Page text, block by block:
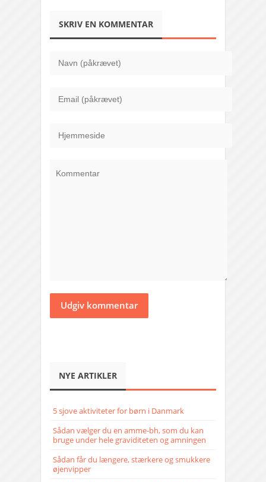
SKRIV EN KOMMENTAR
NYE ARTIKLER
5 sjove aktiviteter for børn i Danmark
Sådan vælger du en amme-bh, som du kan
bruge under hele graviditeten og amningen
Sådan får du længere, stærkere og smukkere
øjenvipper